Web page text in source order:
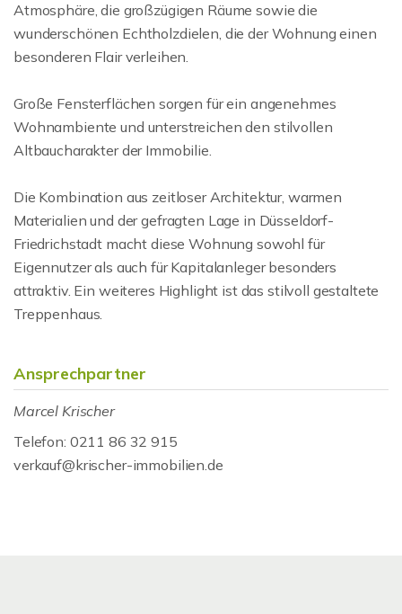
Atmosphäre, die großzügigen Räume sowie die
wunderschönen Echtholzdielen, die der Wohnung einen
besonderen Flair verleihen.
Große Fensterflächen sorgen für ein angenehmes
Wohnambiente und unterstreichen den stilvollen
Altbaucharakter der Immobilie.
Die Kombination aus zeitloser Architektur, warmen
Materialien und der gefragten Lage in Düsseldorf-
Friedrichstadt macht diese Wohnung sowohl für
Eigennutzer als auch für Kapitalanleger besonders
attraktiv. Ein weiteres Highlight ist das stilvoll gestaltete
Treppenhaus.
Ansprechpartner
Marcel Krischer
Telefon: 0211 86 32 915
verkauf@krischer-immobilien.de